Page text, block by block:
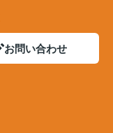
お問い合わせ